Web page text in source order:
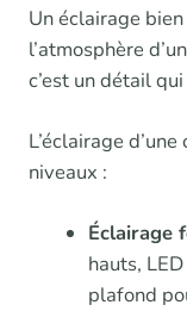
Un éclairage
l’atmosphère
c’est un détail
L’éclairage
niveaux :
Éclairage
hauts,
plafond